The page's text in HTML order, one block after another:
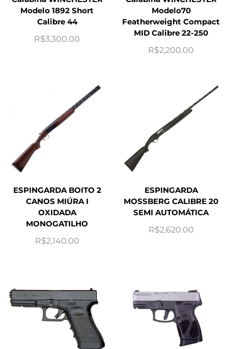
Modelo 1892 Short
Calibre 44
R$3,300.00
Modelo70
Featherweight Compact
MID Calibre 22-250
R$2,200.00
ESPINGARDA BOITO 2
CANOS MIÚRA I
OXIDADA
MONOGATILHO
R$2,140.00
ESPINGARDA
MOSSBERG CALIBRE 20
SEMI AUTOMÁTICA
R$2,620.00